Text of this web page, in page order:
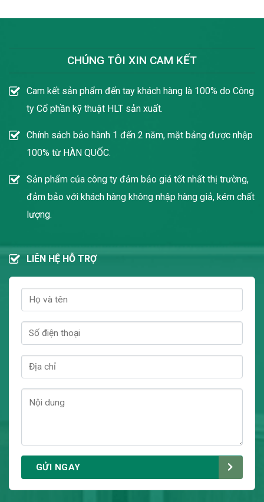
CHÚNG TÔI XIN CAM KẾT
Cam kết sản phẩm đến tay khách hàng là 100% do Công
ty Cổ phần kỹ thuật HLT sản xuất.
Chính sách bảo hành 1 đến 2 năm, mặt bảng được nhập
100% từ HÀN QUỐC.
Sản phẩm của công ty đảm bảo giá tốt nhất thị trường,
đảm bảo với khách hàng không nhập hàng giả, kém chất
lượng.
LIÊN HỆ HỖ TRỢ